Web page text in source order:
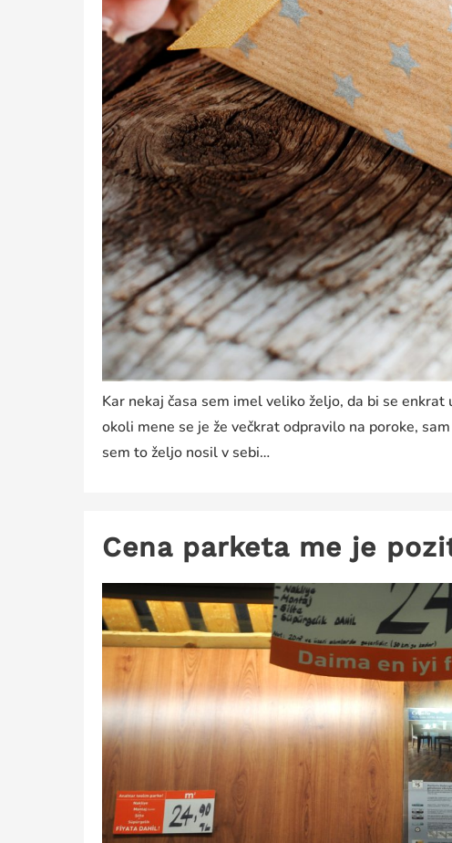
Kar nekaj časa sem imel veliko željo, da bi se
okoli mene se je že večkrat odpravilo na poroke,
sem to željo nosil v sebi…
Cena parketa me je